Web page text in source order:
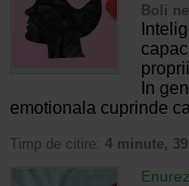
Boli
In
emotionala cuprinde
Timp de citire: 4 minute,